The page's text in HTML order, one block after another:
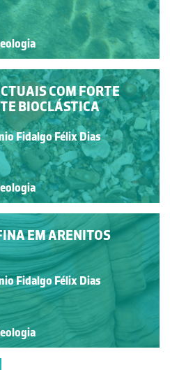
COM FORTE
BIOCLÁSTICA
Fidalgo Félix Dias
EM ARENITOS
Fidalgo Félix Dias